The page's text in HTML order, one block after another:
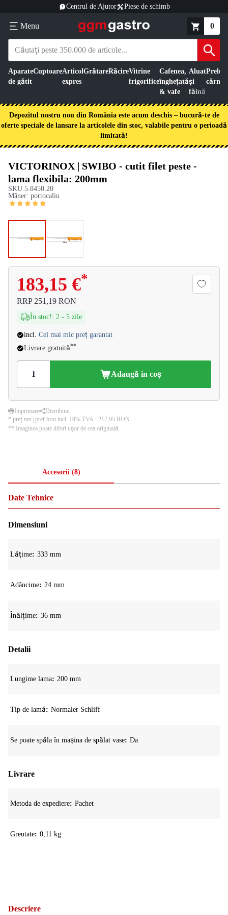
Centrul de Ajutor Piese de schimb
Menu 0
Aparate
de gătit
CuptoareArticol
expres
GrătareRăcireVitrine
frigorifice
Cafenea,
înghețată
& vafe
Aluat
și
făină
cărnii
Depozitul nostru nou din România este acum deschis – bucură-te de
oferte speciale de lansare la articolele din stoc, valabile pentru o perioadă
limitată!
VICTORINOX | SWIBO - cutit filet peste -
lama flexibila: 200mm
SKU 5.8450.20
Mâner: portocaliu
183,15 €*
RRP 251,19 RON
În stoc! : 2 - 5 zile
incl. Cel mai mic preț garantat
Livrare gratuită**
Adaugă in coş
Imprimare
Distribuie
* preț net | preț brut incl. 19% TVA.: 217,95 RON
** Imaginea poate diferi ușor de cea originală.
Accesorii(8)
Descriere
Date Tehnice
Dimensiuni
Lățime 333 mm
Adâncime 24 mm
Înălțime 36 mm
Detalii
Lungime lama 200 mm
Tip de lamă Normaler Schliff
Se poate spăla în mașina de spălat vase Da
Livrare
Metoda de expediere Pachet
Greutate 0,11 kg